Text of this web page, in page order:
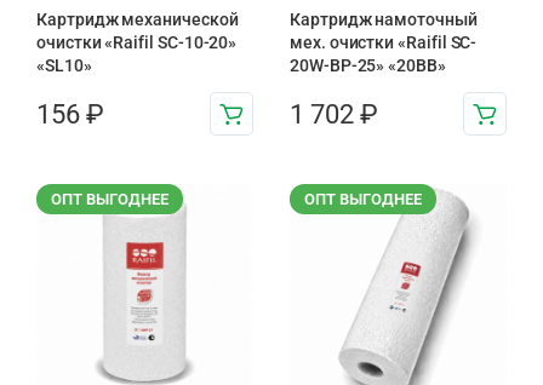
Картридж механической
очистки «Raifil SC-10-20»
«SL10»
156 ₽
Картридж намоточный
мех. очистки «Raifil SC-
20W-BP-25» «20BB»
1 702 ₽
ОПТ ВЫГОДНЕЕ ОПТ ВЫГОДНЕЕ